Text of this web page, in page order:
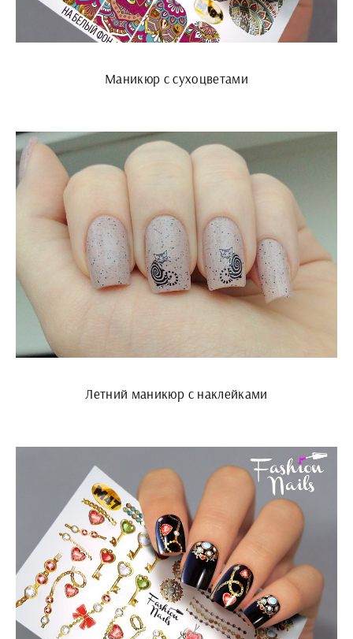
Маникюр с сухоцветами
Летний маникюр с наклейками